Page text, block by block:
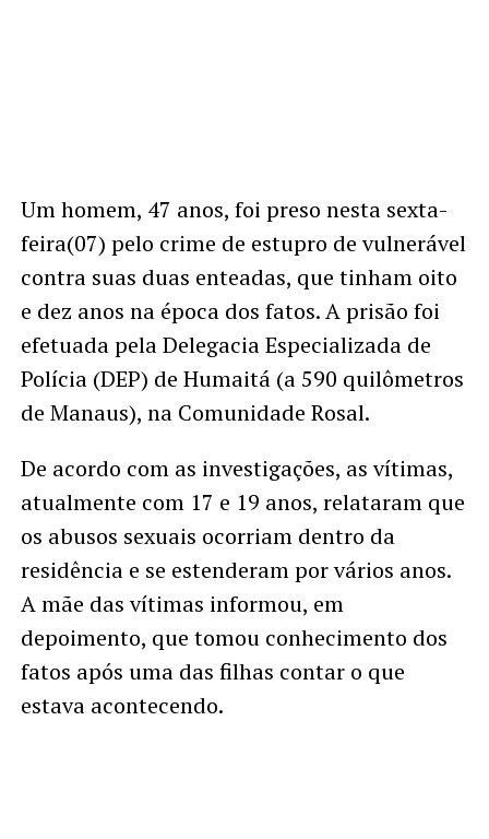
Um homem, 47 anos, foi preso nesta sexta-
feira(07) pelo crime de estupro de vulnerável
contra suas duas enteadas, que tinham oito
e dez anos na época dos fatos. A prisão foi
efetuada pela Delegacia Especializada de
Polícia (DEP) de Humaitá (a 590 quilômetros
de Manaus), na Comunidade Rosal.
De acordo com as investigações, as vítimas,
atualmente com 17 e 19 anos, relataram que
os abusos sexuais ocorriam dentro da
residência e se estenderam por vários anos.
A mãe das vítimas informou, em
depoimento, que tomou conhecimento dos
fatos após uma das filhas contar o que
estava acontecendo.